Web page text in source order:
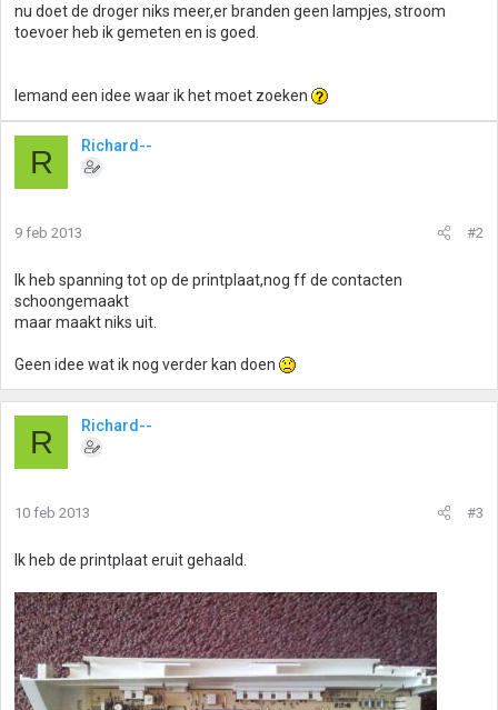
nu doet de droger niks meer,er branden geen lampjes, stroom
toevoer heb ik gemeten en is goed.
Iemand een idee waar ik het moet zoeken
R Richard--
9 feb 2013 #2
Ik heb spanning tot op de printplaat,nog ff de contacten
schoongemaakt
maar maakt niks uit.
Geen idee wat ik nog verder kan doen
R Richard--
10 feb 2013 #3
Ik heb de printplaat eruit gehaald.